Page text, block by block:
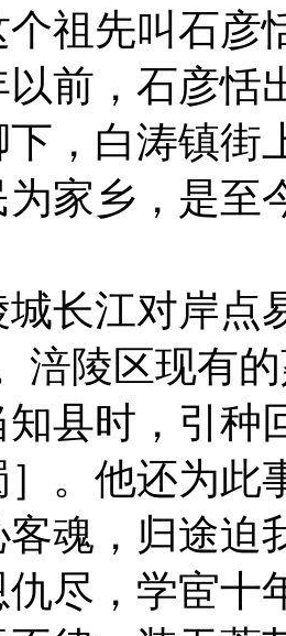
个祖先叫石彦
前，石彦恬
，白涛镇街
家乡，是至
长江对岸点
涪陵区现有
县时，引种
。他还为此
魂，归途迫
仇尽，学宦十